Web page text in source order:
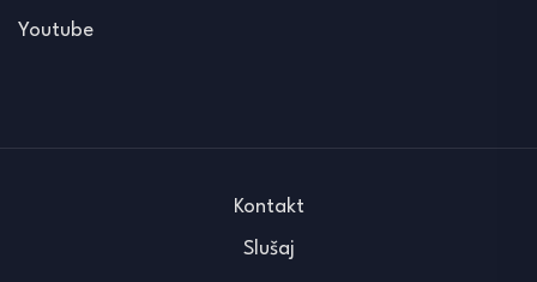
Youtube
Kontakt
Slušaj